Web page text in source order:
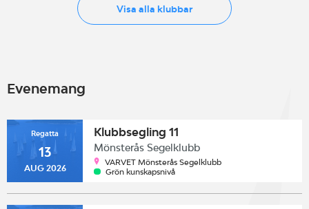
Visa alla klubbar
Evenemang
Regatta
13
AUG 2026
Klubbsegling 11
Mönsterås Segelklubb
VARVET Mönsterås Segelklubb
Grön kunskapsnivå